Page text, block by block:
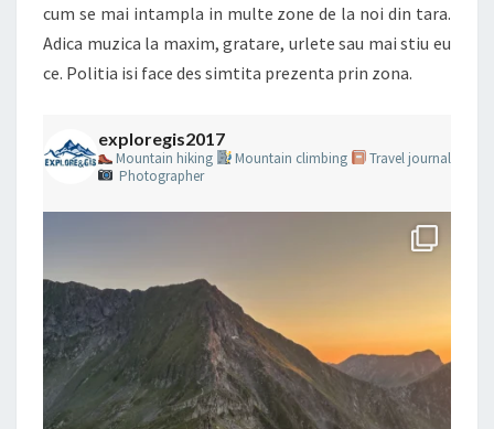
cum se mai intampla in multe zone de la noi din tara.
Adica muzica la maxim, gratare, urlete sau mai stiu eu
ce. Politia isi face des simtita prezenta prin zona.
exploregis2017
Mountain hiking Mountain climbing
Travel journal
Photographer